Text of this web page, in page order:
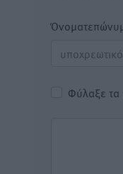
Φύλαξε τα